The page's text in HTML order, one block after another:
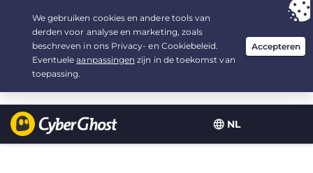
NL
Uw keuze:de beste aanbiedingvoor 2.1666666666667 jaar, voor $
2.19/maand